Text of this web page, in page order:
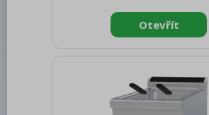
typ zařízení: Stolní Příkon
0.005 Napájení: 230 V / 1N
Výkon plynový [kW]: 12.000
butan, zemní plyn Stupeň
ovládacích prvků: IPX5